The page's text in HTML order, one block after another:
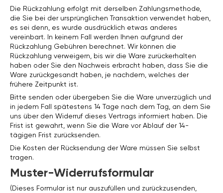
Die Rückzahlung erfolgt mit derselben Zahlungsmethode,
die Sie bei der ursprünglichen Transaktion verwendet haben,
es sei denn, es wurde ausdrücklich etwas anderes
vereinbart. In keinem Fall werden Ihnen aufgrund der
Rückzahlung Gebühren berechnet. Wir können die
Rückzahlung verweigern, bis wir die Ware zurückerhalten
haben oder Sie den Nachweis erbracht haben, dass Sie die
Ware zurückgesandt haben, je nachdem, welches der
frühere Zeitpunkt ist.
Bitte senden oder übergeben Sie die Ware unverzüglich und
in jedem Fall spätestens 14 Tage nach dem Tag, an dem Sie
uns über den Widerruf dieses Vertrags informiert haben. Die
Frist ist gewahrt, wenn Sie die Ware vor Ablauf der 14-
tägigen Frist zurücksenden.
Die Kosten der Rücksendung der Ware müssen Sie selbst
tragen.
Muster-Widerrufsformular
(Dieses Formular ist nur auszufüllen und zurückzusenden,